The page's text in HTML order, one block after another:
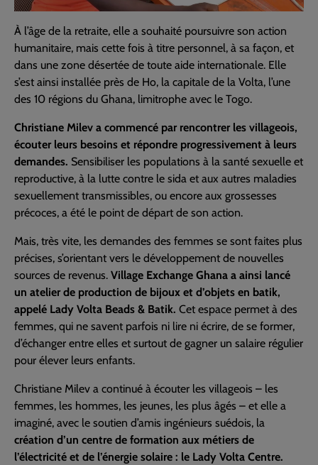
À l’âge de la retraite, elle a souhaité poursuivre son action
humanitaire, mais cette fois à titre personnel, à sa façon, et
dans une zone désertée de toute aide internationale. Elle
s’est ainsi installée près de Ho, la capitale de la Volta, l’une
des 10 régions du Ghana, limitrophe avec le Togo.
Christiane Milev a commencé par rencontrer les villageois,
écouter leurs besoins et répondre progressivement à leurs
demandes. Sensibiliser les populations à la santé sexuelle et
reproductive, à la lutte contre le sida et aux autres maladies
sexuellement transmissibles, ou encore aux grossesses
précoces, a été le point de départ de son action.
Mais, très vite, les demandes des femmes se sont faites plus
précises, s’orientant vers le développement de nouvelles
sources de revenus. Village Exchange Ghana a ainsi lancé
un atelier de production de bijoux et d’objets en batik,
appelé Lady Volta Beads & Batik. Cet espace permet à des
femmes, qui ne savent parfois ni lire ni écrire, de se former,
d’échanger entre elles et surtout de gagner un salaire régulier
pour élever leurs enfants.
Christiane Milev a continué à écouter les villageois – les
femmes, les hommes, les jeunes, les plus âgés – et elle a
imaginé, avec le soutien d’amis ingénieurs suédois, la
création d’un centre de formation aux métiers de
l’électricité et de l’énergie solaire : le Lady Volta Centre.